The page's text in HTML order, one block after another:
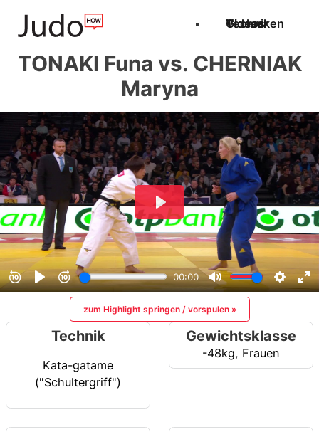
Techniken
Videos
Glossar
TONAKI Funa vs. CHERNIAK
Maryna
zum Highlight springen / vorspulen »
Technik
Kata-gatame
("Schultergriff")
Gewichtsklasse
-48kg, Frauen